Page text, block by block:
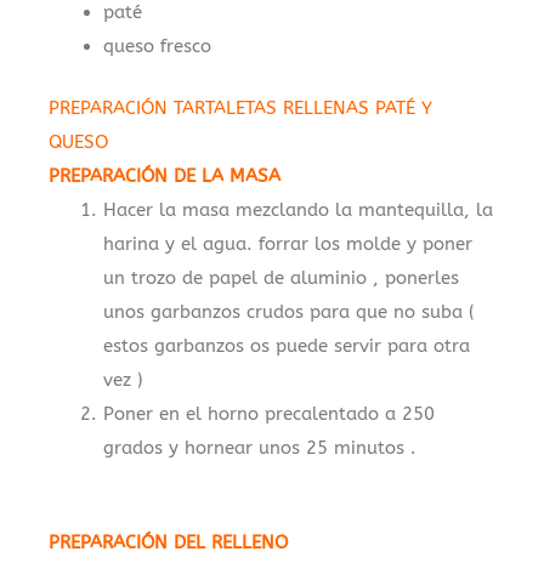
paté
queso fresco
PREPARACIÓN TARTALETAS RELLENAS PATÉ Y
QUESO
PREPARACIÓN DE LA MASA
Hacer la masa mezclando la mantequilla, la
harina y el agua. forrar los molde y poner
un trozo de papel de aluminio , ponerles
unos garbanzos crudos para que no suba (
estos garbanzos os puede servir para otra
vez )
Poner en el horno precalentado a 250
grados y hornear unos 25 minutos .
PREPARACIÓN DEL RELLENO